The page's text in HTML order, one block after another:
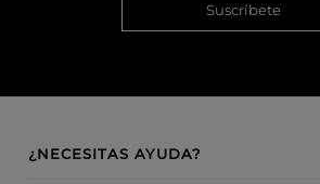
Suscríbete
¿NECESITAS AYUDA?